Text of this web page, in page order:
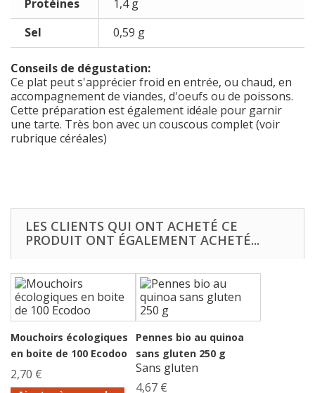
Protéines
1,4 g
Sel
0,59 g
Conseils de dégustation:
Ce plat peut s'apprécier froid en entrée, ou chaud, en
accompagnement de viandes, d'oeufs ou de poissons.
Cette préparation est également idéale pour garnir
une tarte. Très bon avec un couscous complet (voir
rubrique céréales)
LES CLIENTS QUI ONT ACHETÉ CE
PRODUIT ONT ÉGALEMENT ACHETÉ...
Mouchoirs écologiques
en boite de 100 Ecodoo
2,70 €
Pennes bio au quinoa
sans gluten 250 g
Sans gluten
4,67 €